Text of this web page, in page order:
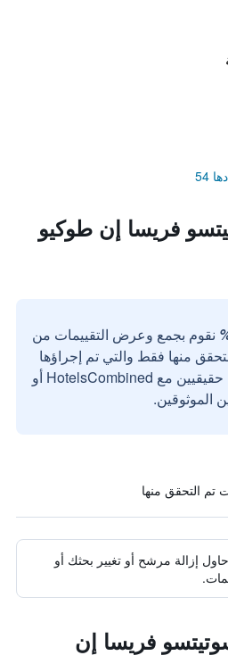
فريسا إن طوكيو
نقوم بجمع وعرض التقييمات من
منها فقط والتي تم إجراؤها
بواسطة مستخدمين حقيقيين مع HotelsCombined أو
الموثوقين.
إزالة مرشح أو تغيير بحثك أو
فريسا إن